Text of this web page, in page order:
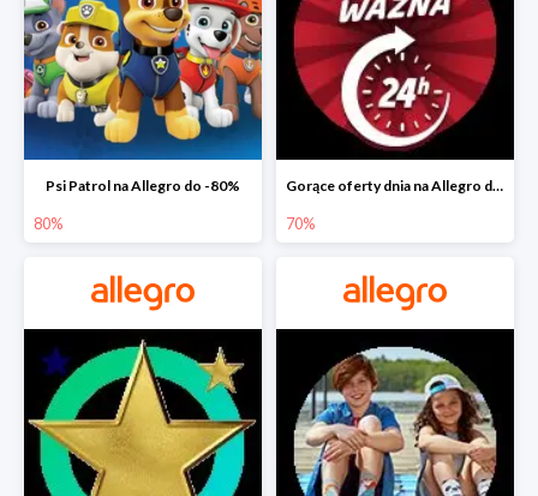
Psi Patrol na Allegro do -80%
80%
Gorące oferty dnia na Allegro do -50%
70%